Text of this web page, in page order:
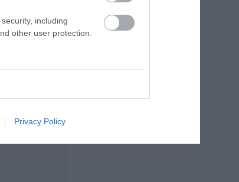
including
other user protection.
Privacy Policy
θα